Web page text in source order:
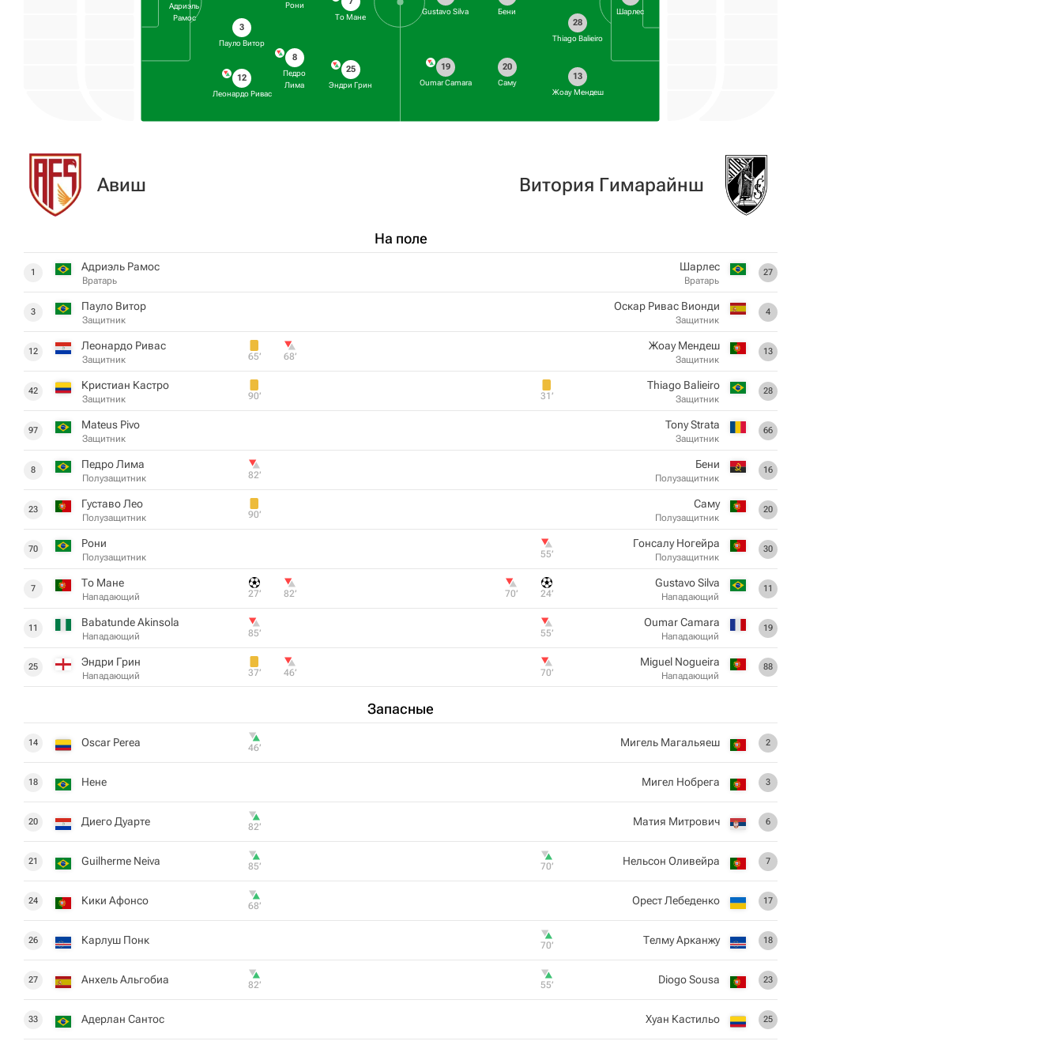
Адриэль
Рамос
3
Пауло Витор
12
Леонардо Ривас
Рони
8
Педро
Лима
То Мане
25
Эндри Грин
Шарлес
28
Thiago Balieiro
13
Жоау Мендеш
Бени
20
Саму
Gustavo Silva
19
Oumar Camara
Авиш
На поле
1 Адриэль Рамос
Вратарь
3 Пауло Витор
Защитник
12 Леонардо Ривас
Защитник 65‎’‎ 68‎’‎
42 Кристиан Кастро
Защитник 90‎’‎
97 Mateus Pivo
Защитник
8 Педро Лима
Полузащитник 82‎’‎
23 Густаво Лео
Полузащитник 90‎’‎
70 Рони
Полузащитник
7 То Мане
Нападающий 27‎’‎ 82‎’‎
11 Babatunde Akinsola
Нападающий 85‎’‎
25 Эндри Грин
Нападающий 37‎’‎ 46‎’‎
Запасные
14 Oscar Perea 46‎’‎
18 Нене
20 Диего Дуарте 82‎’‎
21 Guilherme Neiva 85‎’‎
24 Кики Афонсо 68‎’‎
26 Карлуш Понк
27 Анхель Альгобиа 82‎’‎
33 Адерлан Сантос
Витория Гимарайнш
27
Шарлес
Вратарь
4
Оскар Ривас Вионди
Защитник
13
Жоау Мендеш
Защитник
28
Thiago Balieiro
Защитник
31‎’‎
66
Tony Strata
Защитник
16
Бени
Полузащитник
20
Саму
Полузащитник
30
Гонсалу Ногейра
Полузащитник
55‎’‎
11
Gustavo Silva
Нападающий
24‎’‎
70‎’‎
19
Oumar Camara
Нападающий
55‎’‎
88
Miguel Nogueira
Нападающий
70‎’‎
2
Мигель Магальяеш
3
Мигел Нобрега
6
Матия Митрович
7
Нельсон Оливейра
70‎’‎
17
Орест Лебеденко
18
Телму Арканжу
70‎’‎
23
Diogo Sousa
55‎’‎
25
Хуан Кастильо